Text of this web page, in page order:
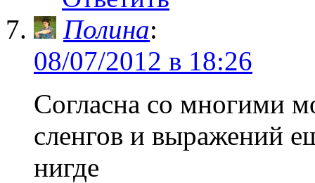
Полина:
08/07/2012 в 18:26
Согласна со многими
сленгов и выражений
нигде